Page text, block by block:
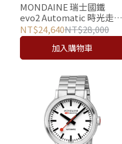
MONDAINE 瑞士國鐵
evo2 Automatic 時光走廊
自動機械錶 - 40mm /
40610SM
NT$24,640NT$28,000
加入購物車